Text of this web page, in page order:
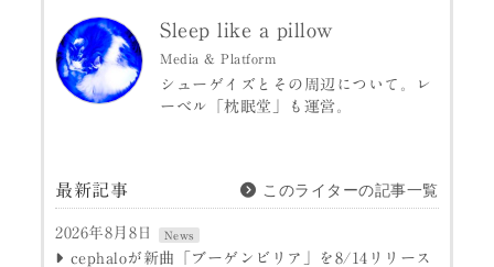
Sleep like a pillow
Media & Platform
シューゲイズとその周辺について。レ
ーベル「枕眠堂」も運営。
最新記事 このライターの記事一覧
2026年8月8日 News
cephaloが新曲「ブーゲンビリア」を8/14リリース